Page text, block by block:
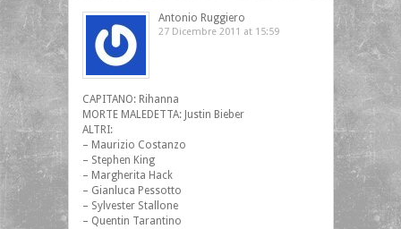
Antonio Ruggiero
27 Dicembre 2011 at 15:59
CAPITANO: Rihanna
MORTE MALEDETTA: Justin Bieber
ALTRI:
– Maurizio Costanzo
– Stephen King
– Margherita Hack
– Gianluca Pessotto
– Sylvester Stallone
– Quentin Tarantino